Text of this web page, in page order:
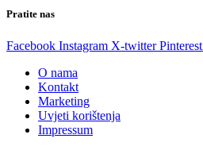
Pratite nas
Facebook Instagram X-twitter Pinterest
O nama
Kontakt
Marketing
Uvjeti korištenja
Impressum